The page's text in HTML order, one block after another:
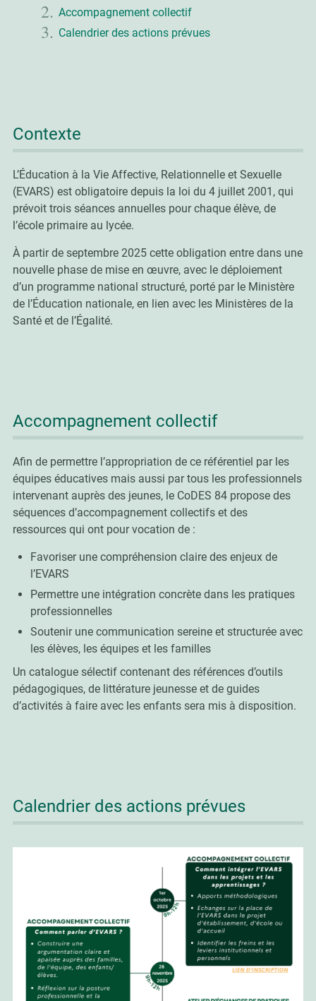
Accompagnement collectif
Calendrier des actions prévues
Contexte
L’Éducation à la Vie Affective, Relationnelle et Sexuelle
(EVARS) est obligatoire depuis la loi du 4 juillet 2001, qui
prévoit trois séances annuelles pour chaque élève, de
l’école primaire au lycée.
À partir de septembre 2025 cette obligation entre dans une
nouvelle phase de mise en œuvre, avec le déploiement
d’un programme national structuré, porté par le Ministère
de l’Éducation nationale, en lien avec les Ministères de la
Santé et de l’Égalité.
Accompagnement collectif
Afin de permettre l’appropriation de ce référentiel par les
équipes éducatives mais aussi par tous les professionnels
intervenant auprès des jeunes, le CoDES 84 propose des
séquences d’accompagnement collectifs et des
ressources qui ont pour vocation de :
Favoriser une compréhension claire des enjeux de
l’EVARS
Permettre une intégration concrète dans les pratiques
professionnelles
Soutenir une communication sereine et structurée avec
les élèves, les équipes et les familles
Un catalogue sélectif contenant des références d’outils
pédagogiques, de littérature jeunesse et de guides
d’activités à faire avec les enfants sera mis à disposition.
Calendrier des actions prévues